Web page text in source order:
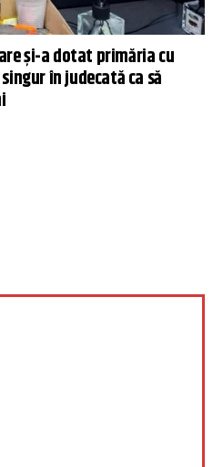
și-a dotat primăria cu
în judecată ca să